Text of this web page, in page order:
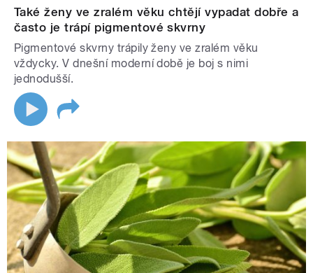
Také ženy ve zralém věku chtějí vypadat dobře a
často je trápí pigmentové skvrny
Pigmentové skvrny trápily ženy ve zralém věku
vždycky. V dnešní moderní době je boj s nimi
jednodušší.